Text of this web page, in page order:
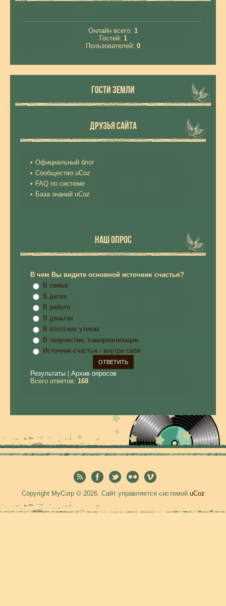
Онлайн всего: 1
Гостей: 1
Пользователей: 0
ГОСТИ ЗЕМЛИ
ДРУЗЬЯ САЙТА
Официальный блог
Сообщество uCoz
FAQ по системе
База знаний uCoz
НАШ ОПРОС
В чем Вы видите основной источник счастья?
В семье
В детях
В работе
В деньгах
В плотских утехах
В творчестве, самореализации
Источник счастья - внутри себя
Результаты
Архив опросов
Всего ответов: 168
Copyright MyCorp © 2026. Сайт управляется системой uCoz